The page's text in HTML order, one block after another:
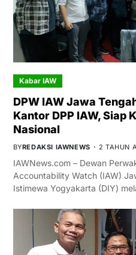
Kabar IAW
DPW IAW Jawa
Kantor DPP IAW, Siap
Nasional
BYREDAKSI IAWNEWS 2 TAHUN
IAWNews.com – Dewan
Accountability Watch (IAW)
Istimewa Yogyakarta (DIY)